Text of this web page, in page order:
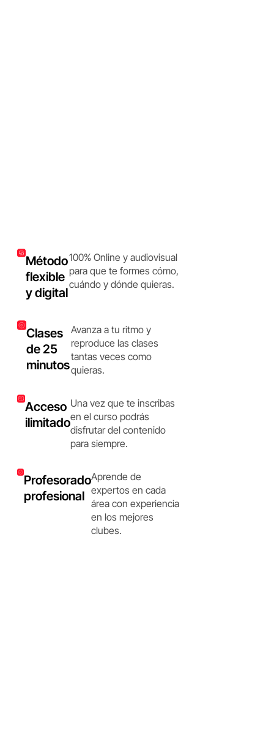
Método
flexible
y digital
100% Online y audiovisual
para que te formes cómo,
cuándo y dónde quieras.
Clases
de 25
minutos
Avanza a tu ritmo y
reproduce las clases
tantas veces como
quieras.
Acceso
ilimitado
Una vez que te inscribas
en el curso podrás
disfrutar del contenido
para siempre.
Profesorado
profesional
Aprende de
expertos en cada
área con experiencia
en los mejores
clubes.